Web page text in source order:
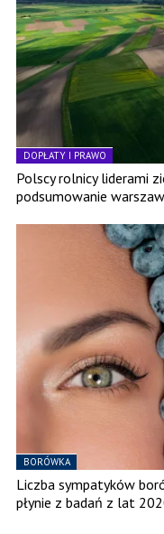
DOPŁATY I PRAWO
Polscy rolnicy liderami
podsumowanie
BORÓWKA
Liczba sympatyków
płynie z badań z lat